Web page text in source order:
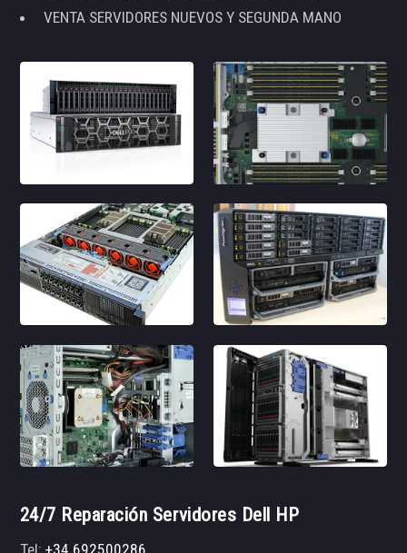
VENTA SERVIDORES NUEVOS Y SEGUNDA MANO
24/7 Reparación Servidores Dell HP
Tel:+34 692500286